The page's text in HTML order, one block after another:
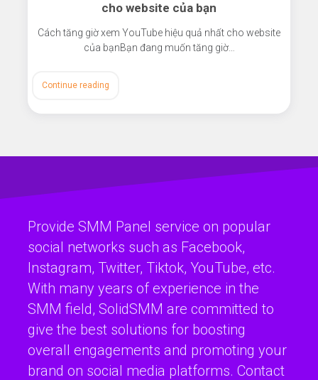
cho website của bạn
Cách tăng giờ xem YouTube hiệu quả nhất cho website
của bạnBạn đang muốn tăng giờ…
Continue reading
Provide SMM Panel service on popular
social networks such as Facebook,
Instagram, Twitter, Tiktok, YouTube, etc.
With many years of experience in the
SMM field, SolidSMM are committed to
give the best solutions for boosting
overall engagements and promoting your
brand on social media platforms. Contact